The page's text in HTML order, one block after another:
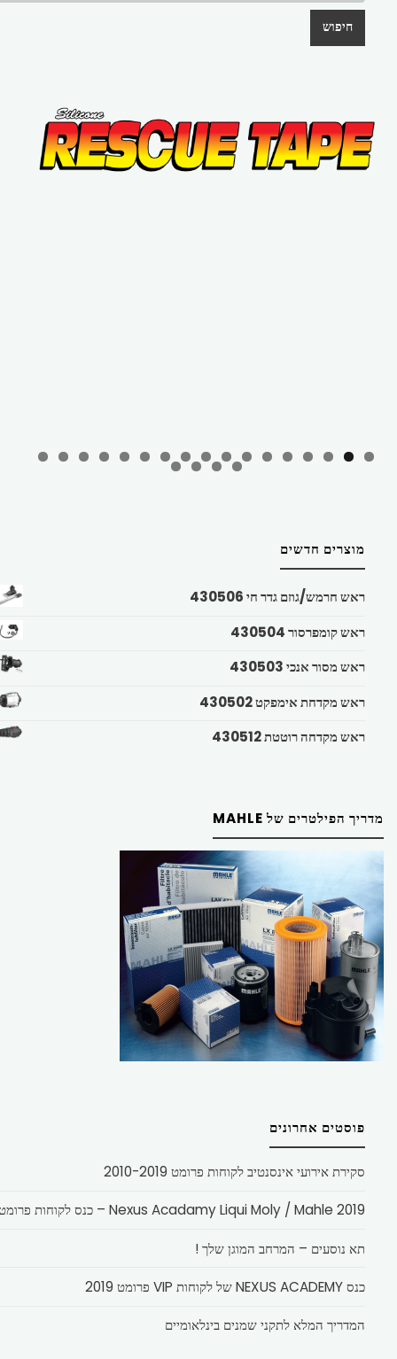
חיפוש
מוצרים חדשים
ראש חרמש/גוזם גדר חי 430506
ראש קומפרסור 430504
ראש מסור אנכי 430503
ראש מקדחת אימפקט 430502
ראש מקדחה רוטטת 430512
מדריך הפילטרים של MAHLE
פוסטים אחרונים
סקירת אירועי אינסנטיב לקוחות פרומט 2010-2019
Nexus Acadamy Liqui Moly / Mahle 2019 – כנס לקוחות פרומט
תא נוסעים – המרחב המוגן שלך !
כנס NEXUS ACADEMY של לקוחות VIP פרומט 2019
המדריך המלא לתקני שמנים בינלאומיים